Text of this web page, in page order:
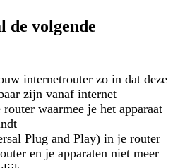
de volgende
internetrouter zo in dat deze
zijn vanaf internet
router waarmee je het apparaat
Plug and Play) in je router
en je apparaten niet meer